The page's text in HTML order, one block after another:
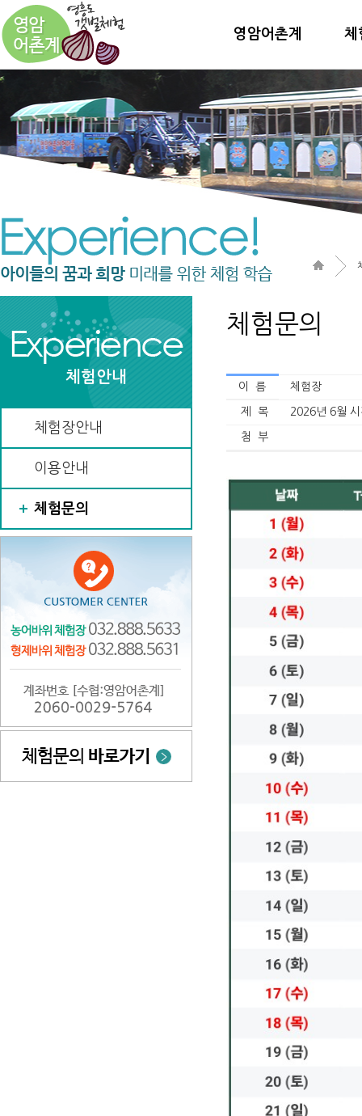
영암어촌계 체
체험안내
체험장안내
이용안내
체험문의
체험문의
이 름 체험장
제 목 2026년 6월 시
첨 부